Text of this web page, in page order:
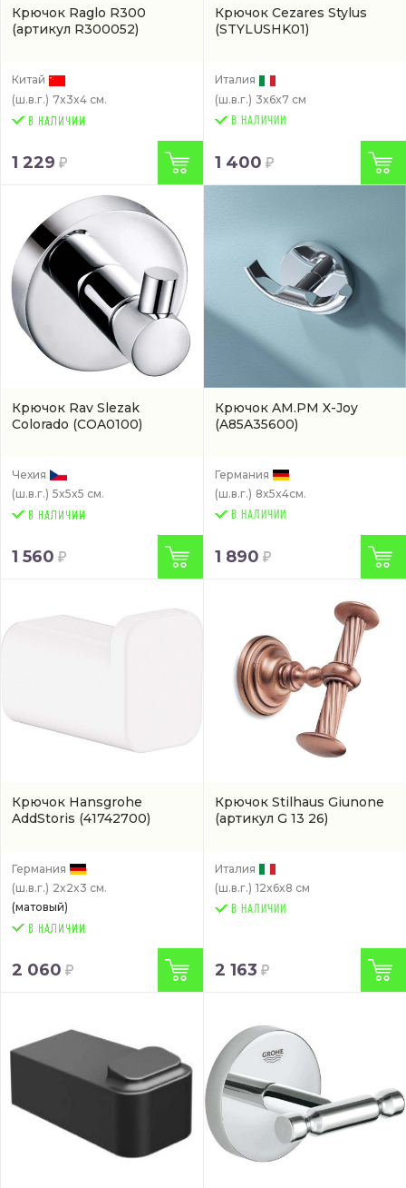
Крючок Raglo R300
(артикул R300052)
Китай
(ш.в.г.) 7x3x4 см.
1 229
Крючок Cezares Stylus
(STYLUSHK01)
Италия
(ш.в.г.) 3x6x7 см
В НАЛИЧИИ
1 400
Крючок Rav Slezak
Colorado (COA0100)
Чехия
(ш.в.г.) 5x5x5 см.
1 560
Крючок AM.PM X-Joy
(A85A35600)
Германия
(ш.в.г.) 8x5x4см.
В НАЛИЧИИ
1 890
Крючок Hansgrohe
AddStoris (41742700)
Германия
(ш.в.г.) 2x2x3 см.
(матовый)
2 060
Крючок Stilhaus Giunone
(артикул G 13 26)
Италия
(ш.в.г.) 12x6x8 см
В НАЛИЧИИ
2 163